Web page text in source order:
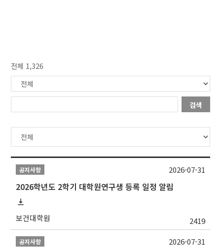
전체 1,326
검색
공지사항
2026학년도 2학기 대학원연구생 등록 일정 알림
보건대학원 2419
2026-07-31
공지사항 2026-07-31